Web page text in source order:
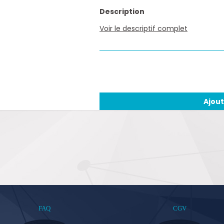
Description
Voir le descriptif complet
FAQ CGV